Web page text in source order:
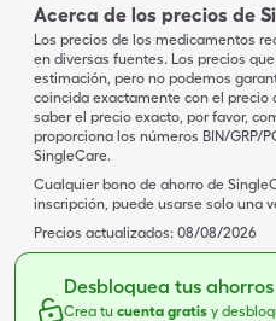
Acerca de los precios de
Los precios de los medicamentos
en diversas fuentes. Los precios
estimación, pero no podemos
coincida exactamente con el precio
saber el precio exacto, por favor,
proporciona los números BIN/GRP/
SingleCare.
Cualquier bono de ahorro de
inscripción, puede usarse solo una
Precios actualizados: 08/08/2026
Desbloquea tus
Crea tu cuenta gratis y